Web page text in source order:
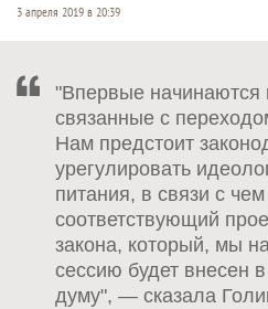
3 апреля 2019 в 20:39
"Впервые начинаются
связанные с
Нам предстоит
урегулировать
питания, в связи с
соответствующий
закона, который, мы
сессию будет внесен
думу", — сказала